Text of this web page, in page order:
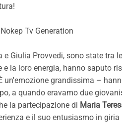
Tv Generation
e Giulia Provvedi, sono state tra
la loro energia, hanno saputo
un'emozione grandissima –
a quando eravamo due
la partecipazione di Maria
e il suo entusiasmo in